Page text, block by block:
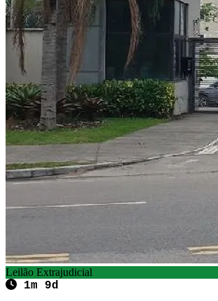
Leilão Extrajudicial
1m 9d